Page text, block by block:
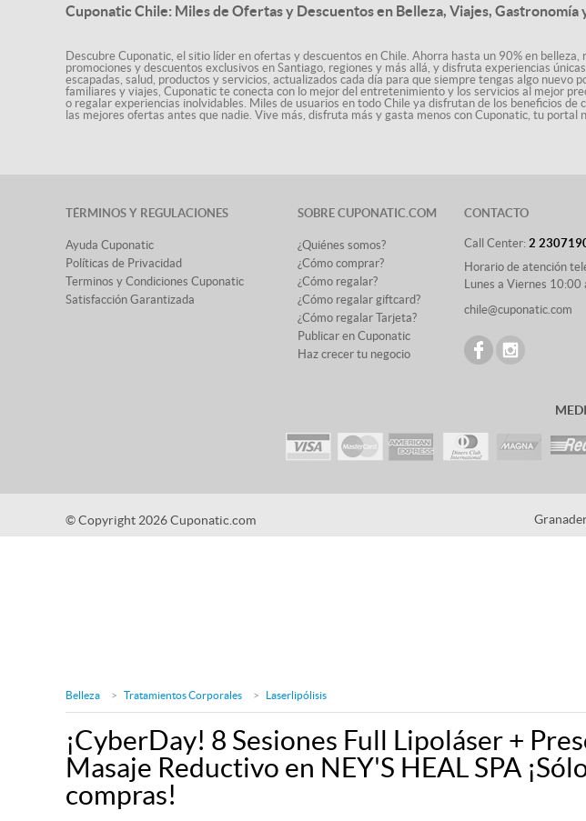
Cuponatic Chile: Miles de Ofertas y Descuentos en Belleza, Viajes, Gastronomía
Descubre Cuponatic, el sitio líder en ofertas y descuentos en Chile. Ahorra hasta un 90% en
promociones y descuentos exclusivos en Santiago, regiones y más allá, y disfruta experiencias
escapadas, salud, productos y servicios, actualizados cada día para que siempre tengas algo
familiares y viajes, Cuponatic te conecta con lo mejor del entretenimiento y los servicios al mejor
o regalar experiencias inolvidables. Miles de usuarios en todo Chile ya disfrutan de los beneficios
las mejores ofertas antes que nadie. Vive más, disfruta más y gasta menos con Cuponatic, tu portal
TÉRMINOS Y REGULACIONES
Ayuda Cuponatic
Políticas de Privacidad
Terminos y Condiciones Cuponatic
Satisfacción Garantizada
SOBRE CUPONATIC.COM
¿Quiénes somos?
¿Cómo comprar?
¿Cómo regalar?
¿Cómo regalar giftcard?
¿Cómo regalar Tarjeta?
Publicar en Cuponatic
Haz crecer tu negocio
CONTACTO
Call Center: 2
Horario de atención
Lunes a Viernes 10:00
chile@cuponatic.com
© Copyright 2026 Cuponatic.com
Belleza Tratamientos Corporales Laserlipólisis
¡CyberDay! 8 Sesiones Full Lipoláser +
Masaje Reductivo en NEY'S HEAL SPA
compras!